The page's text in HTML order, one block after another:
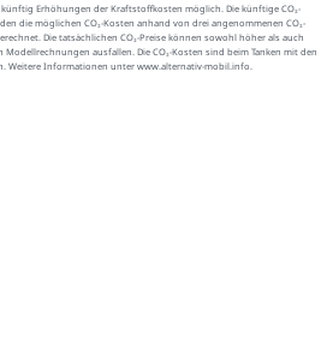
Erhöhungen der Kraftstoffkosten möglich. Die künftige CO₂-
die möglichen CO₂-Kosten anhand von drei angenommenen CO₂-
Die tatsächlichen CO₂-Preise können sowohl höher als auch
ausfallen. Die CO₂-Kosten sind beim Tanken mit den
Weitere Informationen unter www.alternativ-mobil.info.